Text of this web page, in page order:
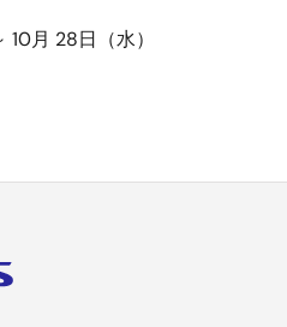
月 28日（水）